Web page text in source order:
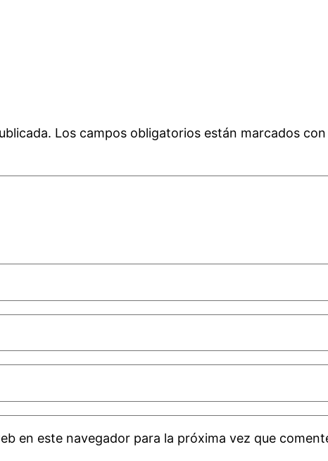
Los campos obligatorios están marcados
en este navegador para la próxima vez que